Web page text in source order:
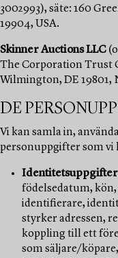
3002993), säte: 160
19904, USA.
SkinnerAuctions LLC
The Corporation Trust
Wilmington, DE 19801,
DE
Vi kan samla in,
personuppgifter som vi
Identitetsuppgifter
födelsedatum,
identifierare,
styrker adressen,
koppling till ett
som säljare/